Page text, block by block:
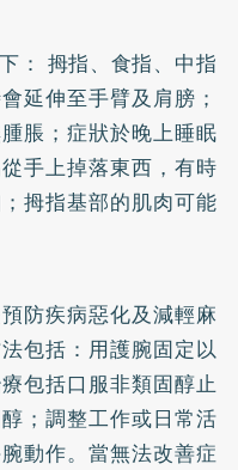
： 拇指、食指、中指
延伸至手臂及肩膀；
脹；症狀於晚上睡眠
手上掉落東西，有時
拇指基部的肌肉可能
防疾病惡化及減輕麻
包括：用護腕固定以
包括口服非類固醇止
；調整工作或日常活
動作。當無法改善症